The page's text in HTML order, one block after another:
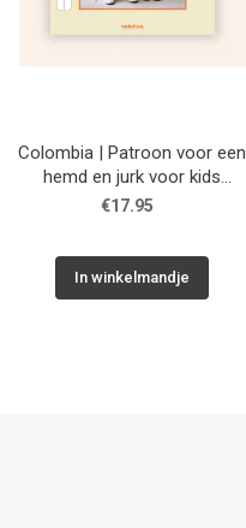
Colombia | Patroon voor een
hemd en jurk voor kids
| Notches
€17.95
In winkelmandje